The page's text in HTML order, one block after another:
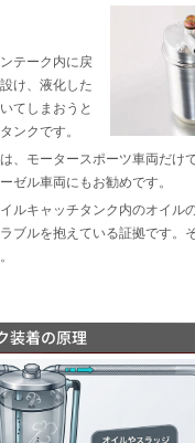
テーク内に戻
け、液化した
てしまおうと
ンクです。
、モータースポーツ車両だけ
ゼル車両にもお勧めです。
ルキャッチタンク内のオイル
ブルを抱えている証拠です。
装着の原理